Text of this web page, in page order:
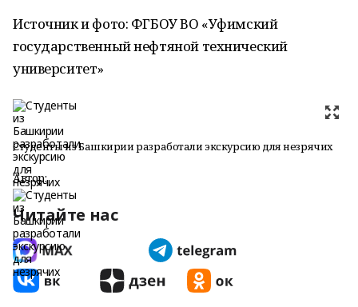
Источник и фото: ФГБОУ ВО «Уфимский
государственный нефтяной технический
университет»
Студенты из Башкирии разработали экскурсию для незрячих
Автор:
Читайте нас